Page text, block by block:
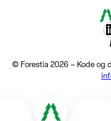
© Forestia 2026 – Kode og